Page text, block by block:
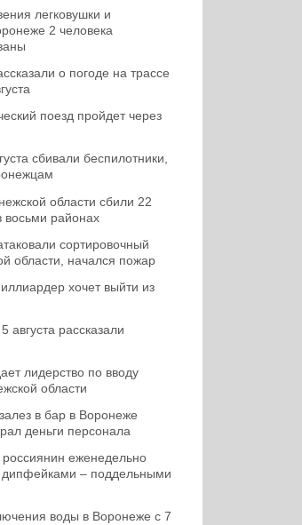
легковушки и
2 человека
о погоде на трассе
поезд пройдет через
сбивали беспилотники,
области сбили 22
восьми районах
сортировочный
области, начался пожар
хочет выйти из
августа рассказали
лидерство по вводу
области
в бар в Воронеже
деньги персонала
еженедельно
дипфейками – поддельными
воды в Воронеже с 7